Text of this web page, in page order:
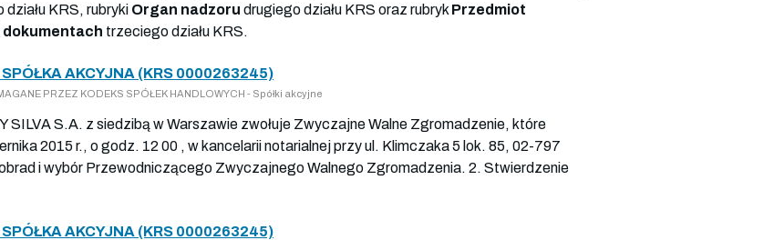
KRS, rubryki Organ nadzoru drugiego działu KRS oraz rubryk Przedmiot
dokumentach trzeciego działu KRS.
AKCYJNA (KRS 0000263245)
PRZEZ KODEKS SPÓŁEK HANDLOWYCH - Spółki akcyjne
S.A. z siedzibą w Warszawie zwołuje Zwyczajne Walne Zgromadzenie, które
2015 r., o godz. 12 00 , w kancelarii notarialnej przy ul. Klimczaka 5 lok. 85, 02-797
i wybór Przewodniczącego Zwyczajnego Walnego Zgromadzenia. 2. Stwierdzenie
AKCYJNA (KRS 0000263245)